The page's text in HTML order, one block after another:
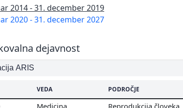
2014 - 31. december 2019
2020 - 31. december 2027
dejavnost
ARIS
VEDA PODROČJE
Medicina
Reprodukcija človeka